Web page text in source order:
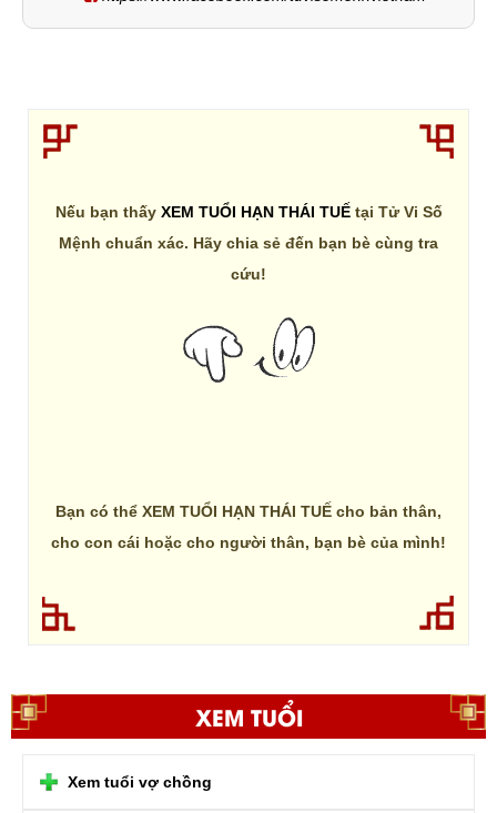
Nếu bạn thấy XEM TUỔI HẠN THÁI TUẾtại Tử Vi Số
Mệnh chuẩn xác. Hãy chia sẻ đến bạn bè cùng tra
cứu!
Bạn có thể XEM TUỔI HẠN THÁI TUẾ cho bản thân,
cho con cái hoặc cho người thân, bạn bè của mình!
XEM TUỔI
Xem tuổi vợ chồng